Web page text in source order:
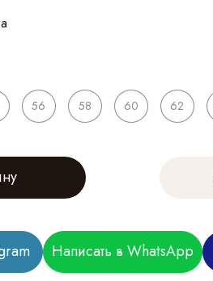
56 58 60 62
Написать в WhatsApp